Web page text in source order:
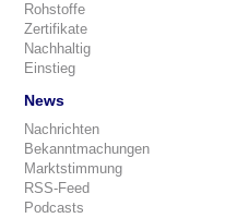
Rohstoffe
Zertifikate
Nachhaltig
Einstieg
News
Nachrichten
Bekanntmachungen
Marktstimmung
RSS-Feed
Podcasts